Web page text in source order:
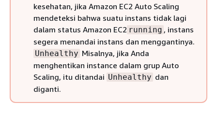
kesehatan, jika Amazon EC2 Auto Scaling
mendeteksi bahwa suatu instans tidak lagi
dalam status Amazon EC2 running , instans
segera menandai instans dan menggantinya.
Unhealthy Misalnya, jika Anda
menghentikan instance dalam grup Auto
Scaling, itu ditandai Unhealthy dan
diganti.